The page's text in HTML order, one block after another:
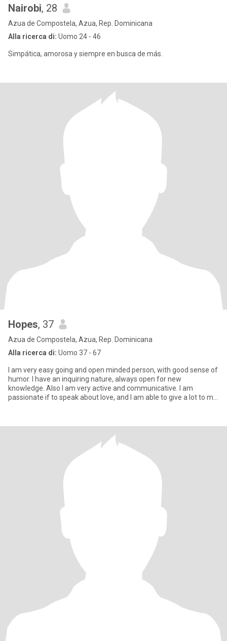
Nairobi, 28
Azua de Compostela, Azua, Rep. Dominicana
Alla ricerca di: Uomo 24 - 46
Simpática, amorosa y siempre en busca de más.
Hopes, 37
Azua de Compostela, Azua, Rep. Dominicana
Alla ricerca di: Uomo 37 - 67
I am very easy going and open minded person, with good sense of
humor. I have an inquiring nature, always open for new
knowledge. Also I am very active and communicative. I am
passionate if to speak about love, and I am able to give a lot to my